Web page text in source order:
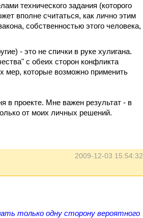
технического задания (которого
вполне считаться, как лично этим
собственностью этого человека,
- это не спички в руке хулигана.
с обеих сторон конфликта
мер, которые возможно применить
в проекте. Мне важен результат - в
от моих личных решений.
2009-12-03 15:54:32
только одну сторону вероятного